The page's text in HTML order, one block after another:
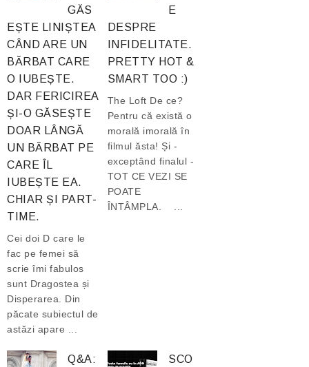
GĂS
EȘTE LINIȘTEA
CÂND ARE UN
BĂRBAT CARE
O IUBEȘTE.
DAR FERICIREA
ȘI-O GĂSEȘTE
DOAR LÂNGĂ
UN BĂRBAT PE
CARE ÎL
IUBEȘTE EA.
CHIAR ȘI PART-
TIME.
Cei doi D care le
fac pe femei să
scrie îmi fabulos
sunt Dragostea și
Disperarea. Din
păcate subiectul de
astăzi apare ...
E
DESPRE
INFIDELITATE.
PRETTY HOT &
SMART TOO :)
The Loft De ce?
Pentru că există o
morală imorală în
filmul ăsta! Și -
exceptând finalul -
TOT CE VEZI SE
POATE
ÎNTÂMPLA. ...
Q&A:
SCO